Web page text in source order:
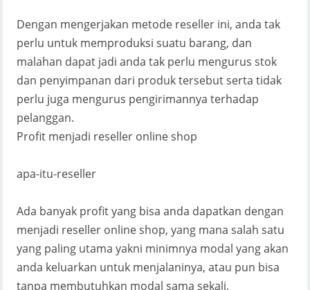
Dengan mengerjakan metode reseller ini, anda tak
perlu untuk memproduksi suatu barang, dan
malahan dapat jadi anda tak perlu mengurus stok
dan penyimpanan dari produk tersebut serta tidak
perlu juga mengurus pengirimannya terhadap
pelanggan.
Profit menjadi reseller online shop
apa-itu-reseller
Ada banyak profit yang bisa anda dapatkan dengan
menjadi reseller online shop, yang mana salah satu
yang paling utama yakni minimnya modal yang akan
anda keluarkan untuk menjalaninya, atau pun bisa
tanpa membutuhkan modal sama sekali.